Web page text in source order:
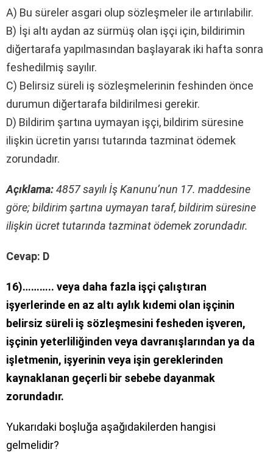
A) Bu süreler asgari olup sözleşmeler ile artırılabilir.
B) İşi altı aydan az sürmüş olan işçi için, bildirimin
diğertarafa yapılmasından başlayarak iki hafta sonra
feshedilmiş sayılır.
C) Belirsiz süreli iş sözleşmelerinin feshinden önce
durumun diğertarafa bildirilmesi gerekir.
D) Bildirim şartına uymayan işçi, bildirim süresine
ilişkin ücretin yarısı tutarında tazminat ödemek
zorundadır.
Açıklama:4857 sayılı İş Kanunu’nun 17. maddesine
göre; bildirim şartına uymayan taraf, bildirim süresine
ilişkin ücret tutarında tazminat ödemek zorundadır.
Cevap: D
16)……….. veya daha fazla işçi çalıştıran
işyerlerinde en az altı aylık kıdemi olan işçinin
belirsiz süreli iş sözleşmesini fesheden işveren,
işçinin yeterliliğinden veya davranışlarından ya da
işletmenin, işyerinin veya işin gereklerinden
kaynaklanan geçerli bir sebebe dayanmak
zorundadır.
Yukarıdaki boşluğa aşağıdakilerden hangisi
gelmelidir?